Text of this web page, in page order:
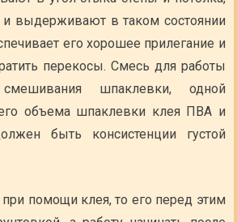
выдерживают в таком состоянии
его хорошее прилегание и
перекосы. Смесь для работы
шпаклевки, одной
объема шпаклевки клея ПВА и
быть консистенции густой
при помощи клея, то его перед этим